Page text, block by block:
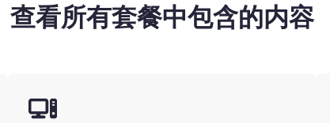
查看所有套餐中包含的内容